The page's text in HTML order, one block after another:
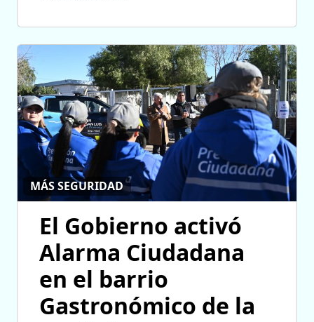
MÁS SEGURIDAD
El Gobierno activó
Alarma Ciudadana
en el barrio
Gastronómico de la